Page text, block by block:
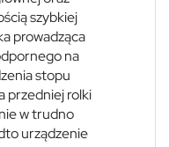
szybkiej
prowadząca
na
stopu
przedniej rolki
w trudno
urządzenie